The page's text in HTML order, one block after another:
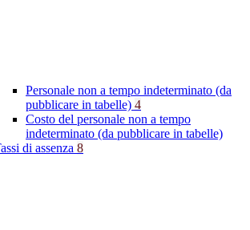
Personale non a tempo indeterminato (da
pubblicare in tabelle) 4
Costo del personale non a tempo
indeterminato (da pubblicare in tabelle)
di assenza 8